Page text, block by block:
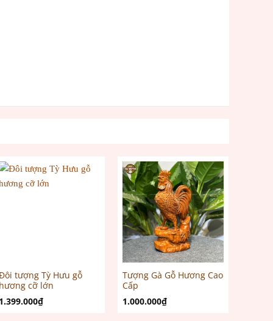
tượng Tỳ Hưu gỗ
hương cỡ lớn
1.399.000₫
Tượng Gà Gỗ Hương Cao
Cấp
1.000.000₫